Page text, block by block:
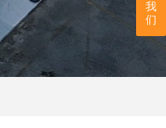
我
们